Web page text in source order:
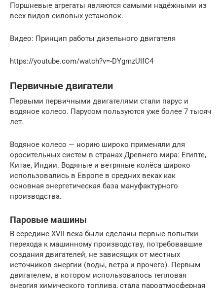
Поршневые агрегаты являются самыми надёжными из
всех видов силовых установок.
Видео: Принцип работы дизельного двигателя
https://youtube.com/watch?v=-DYgmzUIfC4
Первичные двигатели
Первыми первичными двигателями стали парус и
водяное колесо. Парусом пользуются уже более 7 тысяч
лет.
Водяное колесо — норию широко применяли для
оросительных систем в странах Древнего мира: Египте,
Китае, Индии. Водяные и ветряные колёса широко
использовались в Европе в средних веках как
основная энергетическая база мануфактурного
производства.
Паровые машины
В середине XVII века были сделаны первые попытки
перехода к машинному производству, потребовавшие
создания двигателей, не зависящих от местных
источников энергии (воды, ветра и прочего). Первым
двигателем, в котором использовалось тепловая
энергия химического топлива, стала пароатмосферная